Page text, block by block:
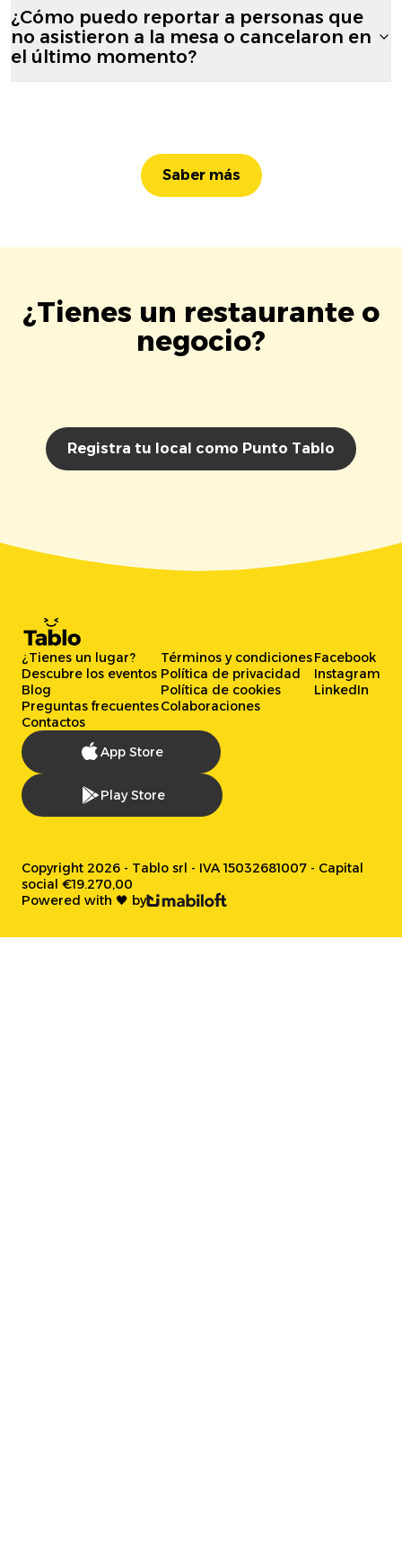
¿Cómo puedo reportar a personas que
no asistieron a la mesa o cancelaron en
el último momento?
Saber más
¿Tienes un restaurante o
negocio?
Registra tu local como Punto Tablo
¿Tienes un lugar?
Descubre los eventos
Blog
Preguntas frecuentes
Contactos
Términos y condiciones
Política de privacidad
Política de cookies
Colaboraciones
Facebook
Instagram
LinkedIn
App Store
Play Store
Copyright 2026 - Tablo srl - IVA 15032681007 - Capital
social €19.270,00
Powered with 🖤 by